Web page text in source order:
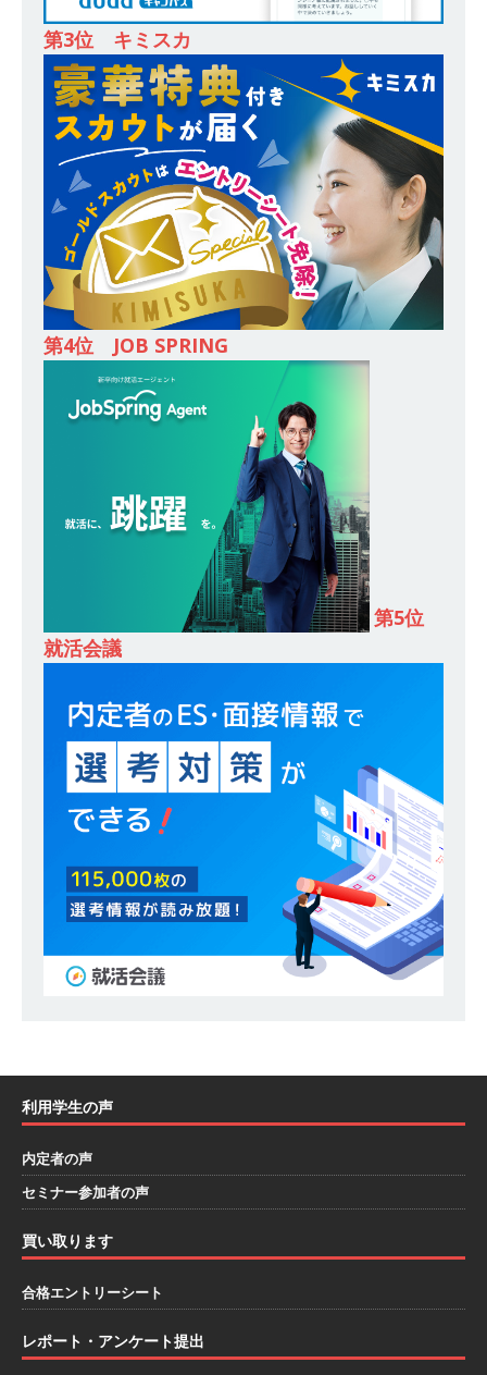
な私服出社OK ｜ 土日祝完全休み ｜ スタンダー
ド上場 明豊エンタープライズグループ ｜ 明豊プ
ロパティーズ
体育会積極採用企業
[ 2026年5月14日 ]
【 28卒 ｜ オープンカンパニ
ー｜東京勤務・転勤なし ｜ 文理不問 】 7期連続
200％増収!! ｜ 様々な業界の知識・スキルを身に
付けることが可能 ｜ データ分析のエキスパート
としてクライアントの課題を解決 ｜ 土日祝完全
休み ｜ データアナリティクスラボ
体育会積
極採用企業
[ 2026年5月14日 ]
し 】 食品・生鮮業界に特化した人材紹介サービ
スを提供するベンチャー企業 ｜ 設立から毎年黒
字経営。売上は常に右肩上がり ｜ 未経験から営
業として成長・収入アップが目指せる環境 ｜ オ
イシル
体育会積極採用企業
[ 2026年5月13日 ] 【 28卒 ｜ トップ企業内定の
内昇進率91％ ｜ IT社会の今まさに求められてい
るベンチャー企業 ｜ 新卒2年目で1,000万円越え
体育会積極採用企業
【 28卒 ｜ 仕事の全容を知れ
るオープンカンパニー 】 大林グループ ｜ 全国規
模の重要施設の建設に携わるサブコン ｜ 環境保
全や脱炭素社会の実現にも貢献 ｜ 初任給28万
合建設会社（ゼネコン） ｜ 充実の福利厚生・資
格手当・資格取得支援制度あり ｜ 年間休日123
し 】 自動車生産に欠かせない部品を独自のノウ
第3位 キミスカ
第4位 JOB SPRING
第5位
就活会議
利用学生の声
内定者の声
セミナー参加者の声
買い取ります
合格エントリーシート
レポート・アンケート提出